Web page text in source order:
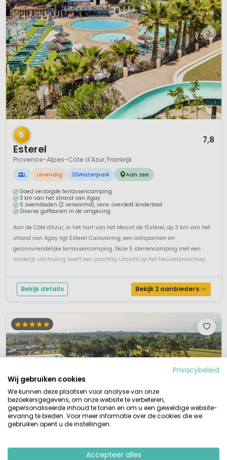
1 / 12
5
Esterel
7,8
Provence-Alpes-Côte d'Azur, Frankrijk
L Levendig Waterpark Aan zee
Goed verzorgde terrassencamping
3 km van het strand van Agay
5 zwembaden (2 verwarmd), verw. overdekt kinderbad
Diverse golfbanen in de omgeving
Aan de Côte d'Azur, in het hart van het Massif de l'Esterel, op 3 km van het
strand van Agay ligt Esterel Caravaning, een ontspannen en
gezinsvriendelijke terrassencamping. Deze 5 sterrencamping met een
landelijk uitstraling, heeft een prachtig uitzicht op het heuvellandschap
Bekijk details Bekijk 2 aanbieders
Privacybeleid
Wij gebruiken cookies
We kunnen deze plaatsen voor analyse van onze
bezoekersgegevens, om onze website te verbeteren,
gepersonaliseerde inhoud te tonen en om u een geweldige website-
ervaring te bieden. Voor meer informatie over de cookies die we
gebruiken opent u de instellingen.
Accepteer alles